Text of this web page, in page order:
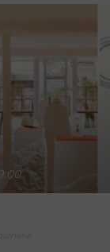
de la maison.
Loewe
parfaite entre
exquise
Chacune de ces
et l'art de
mode une
la mode.